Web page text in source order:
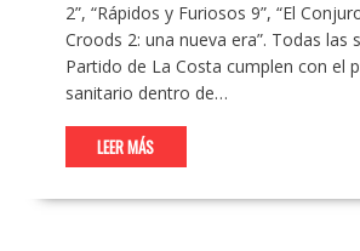
2”, “Rápidos y Furiosos 9”, “El
Croods 2: una nueva era”. Todas las
Partido de La Costa cumplen con el
sanitario dentro de…
LEER MÁS